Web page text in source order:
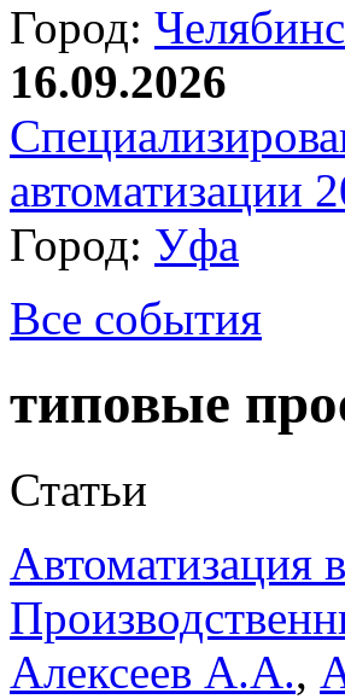
Город:
16.09.2026
автоматизации
Город: Уфа
Все события
типовые
Статьи
Алексеев А.А.,